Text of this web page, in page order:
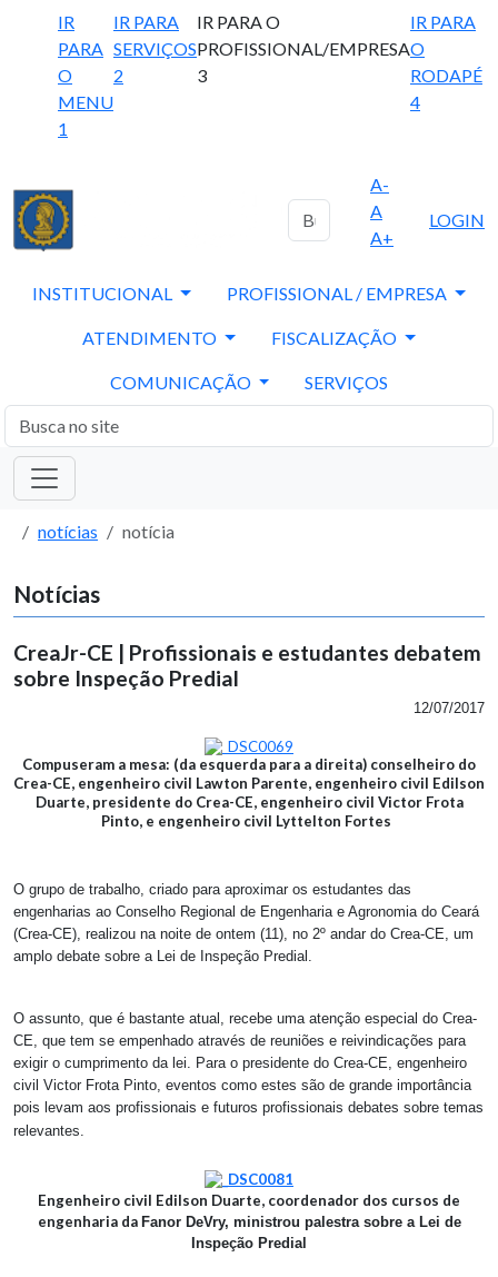
IR
PARA
O
MENU
1
IR PARA
SERVIÇOS
2
IR PARA O
PROFISSIONAL/EMPRESA
3
IR PARA
O
RODAPÉ
4
A-
A
A+
LOGIN
INSTITUCIONAL PROFISSIONAL / EMPRESA
ATENDIMENTO FISCALIZAÇÃO
COMUNICAÇÃO SERVIÇOS
notícias notícia
Notícias
CreaJr-CE | Profissionais e estudantes debatem
sobre Inspeção Predial
12/07/2017
Compuseram a mesa: (da esquerda para a direita) conselheiro do
Crea-CE, engenheiro civil Lawton Parente, engenheiro civil Edilson
Duarte, presidente do Crea-CE, engenheiro civil Victor Frota
Pinto, e engenheiro civil Lyttelton Fortes
O grupo de trabalho, criado para aproximar os estudantes das
engenharias ao Conselho Regional de Engenharia e Agronomia do Ceará
(Crea-CE), realizou na noite de ontem (11), no 2º andar do Crea-CE, um
amplo debate sobre a Lei de Inspeção Predial.
O assunto, que é bastante atual, recebe uma atenção especial do Crea-
CE, que tem se empenhado através de reuniões e reivindicações para
exigir o cumprimento da lei. Para o presidente do Crea-CE, engenheiro
civil Victor Frota Pinto, eventos como estes são de grande importância
pois levam aos profissionais e futuros profissionais debates sobre temas
relevantes.
Engenheiro civil Edilson Duarte, coordenador dos cursos de
engenharia da Fanor DeVry, ministrou palestra sobre a Lei de
Inspeção Predial